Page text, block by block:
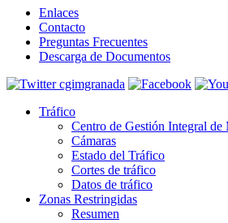
Enlaces
Contacto
Preguntas Frecuentes
Descarga de Documentos
Tráfico
Centro de Gestión Integral
Cámaras
Estado del Tráfico
Cortes de tráfico
Datos de tráfico
Zonas Restringidas
Resumen